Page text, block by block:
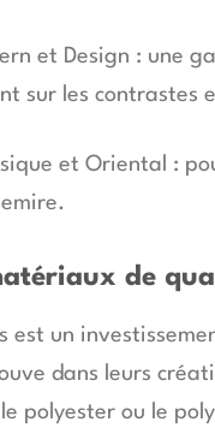
et Design : une
sur les contrastes
et Oriental :
de
est un
dans leurs
polyester ou le